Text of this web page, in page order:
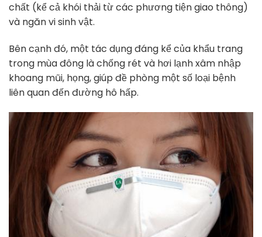
chất (kể cả khói thải từ các phương tiện giao thông)
và ngăn vi sinh vật.
Bên cạnh đó, một tác dụng đáng kể của khẩu trang
trong mùa đông là chống rét và hơi lạnh xâm nhập
khoang mũi, họng, giúp đề phòng một số loại bệnh
liên quan đến đường hô hấp.